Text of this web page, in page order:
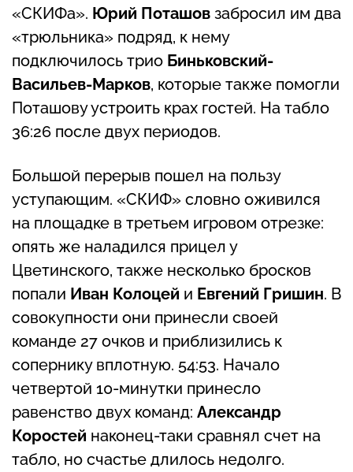
«СКИФа». Юрий Поташов забросил им два
«трюльника» подряд, к нему
подключилось трио Биньковский-
Васильев-Марков, которые также помогли
Поташову устроить крах гостей. На табло
36:26 после двух периодов.
Большой перерыв пошел на пользу
уступающим. «СКИФ» словно оживился
на площадке в третьем игровом отрезке:
опять же наладился прицел у
Цветинского, также несколько бросков
попали Иван Колоцей и Евгений Гришин. В
совокупности они принесли своей
команде 27 очков и приблизились к
сопернику вплотную. 54:53. Начало
четвертой 10-минутки принесло
равенство двух команд: Александр
Коростей наконец-таки сравнял счет на
табло, но счастье длилось недолго.